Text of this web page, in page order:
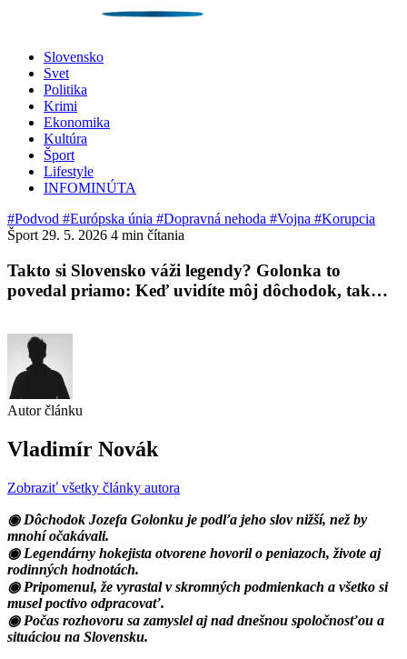
Slovensko
Svet
Politika
Krimi
Ekonomika
Kultúra
Šport
Lifestyle
INFOMINÚTA
#Podvod #Európska únia #Dopravná nehoda #Vojna #Korupcia
Šport 29. 5. 2026 4 min čítania
Takto si Slovensko váži legendy? Golonka to
povedal priamo: Keď uvidíte môj dôchodok, tak…
Autor článku
Vladimír Novák
Zobraziť všetky články autora
◉ Dôchodok Jozefa Golonku je podľa jeho slov nižší, než by
mnohí očakávali.
◉ Legendárny hokejista otvorene hovoril o peniazoch, živote aj
rodinných hodnotách.
◉ Pripomenul, že vyrastal v skromných podmienkach a všetko si
musel poctivo odpracovať.
◉ Počas rozhovoru sa zamyslel aj nad dnešnou spoločnosťou a
situáciou na Slovensku.